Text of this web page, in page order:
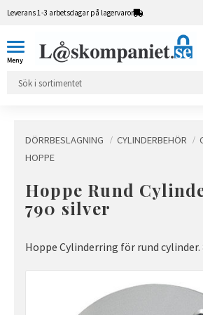
Leverans 1-3 arbetsdagar på lagervaror
DÖRRBESLAGNING CYLINDERBEHÖR
HOPPE
Hoppe Rund
790 silver
Hoppe Cylinderring för rund cylinder.